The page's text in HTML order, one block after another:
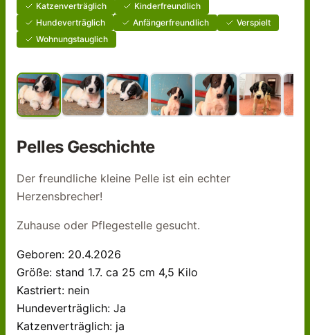
Katzenverträglich
Kinderfreundlich
Hundeverträglich
Anfängerfreundlich
Verspielt
Wohnungstauglich
Pelles Geschichte
Der freundliche kleine Pelle ist ein echter
Herzensbrecher!
Zuhause oder Pflegestelle gesucht.
Geboren: 20.4.2026
Größe: stand 1.7. ca 25 cm 4,5 Kilo
Kastriert: nein
Hundeverträglich: Ja
Katzenverträglich: ja